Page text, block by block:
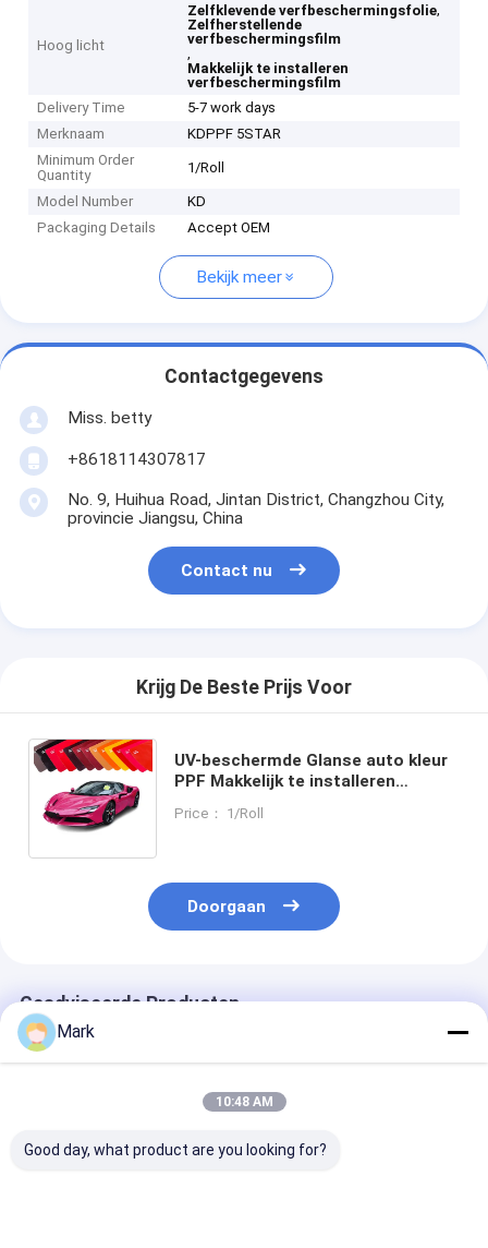
Hoog licht
Zelfklevende verfbeschermingsfolie,
Zelfherstellende
verfbeschermingsfilm
,
Makkelijk te installeren
verfbeschermingsfilm
Delivery Time
5-7 work days
Merknaam
KDPPF 5STAR
Minimum Order
Quantity
1/Roll
Model Number
KD
Packaging Details
Accept OEM
Bekijk meer
Contactgegevens
Miss. betty
+8618114307817
No. 9, Huihua Road, Jintan District, Changzhou City,
provincie Jiangsu, China
Contact nu
Krijg De Beste Prijs Voor
UV-beschermde Glanse auto kleur
PPF Makkelijk te installeren
zelfgenezing Zelfklevende auto
Price： 1/Roll
Doorgaan
Geadviseerde Producten
Mark
10:48 AM
Good day, what product are you looking for?